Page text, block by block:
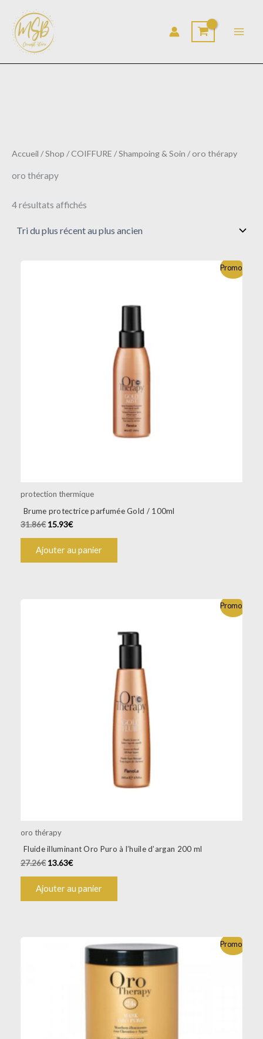
contenu
Accueil /Shop /COIFFURE /Shampoing & Soin / oro thérapy
oro thérapy
4 résultats affichés
Promo !
protection thermique
Brume protectrice parfumée Gold / 100ml
31.86€ 15.93€
Ajouter au panier
Promo !
oro thérapy
Fluide illuminant Oro Puro à l’huile d’argan 200 ml
27.26€ 13.63€
Ajouter au panier
Promo !